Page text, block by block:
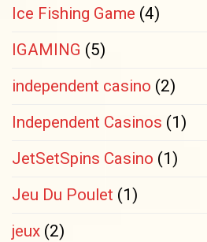
Ice Fishing Game (4)
IGAMING (5)
independent casino (2)
Independent Casinos (1)
JetSetSpins Casino (1)
Jeu Du Poulet (1)
jeux (2)